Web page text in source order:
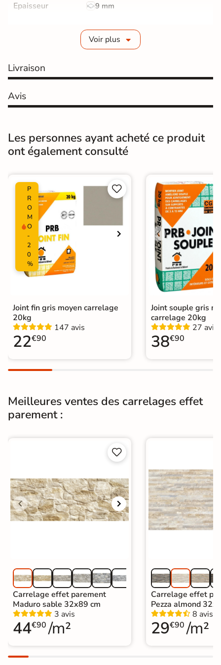
Epaisseur 9 mm
Oui
Non-rectifié
Finition
Surface
Pièce humides Oui
Choix 1er Choix
Pose
Support
Ancien carrelage
Placo, tout type de support mural
Normes
Type de pose Pose collée
Catégories
Pierre de parement extérieur
Voir plus
Livraison
Avis
Les personnes ayant acheté ce produit
ont également consulté
P
R
O
M
O
-
2
0
%


Joint fin gris moyen carrelage
20kg
147 avis
22€90
Joint souple gris
carrelage 20kg
27 avis
38€90
Meilleures ventes des carrelages effet
parement :


Carrelage effet parement
Maduro sable 32x89 cm
3 avis
44€90 /m²
Carrelage effet
Pezza almond
8 avis
29€90 /m²